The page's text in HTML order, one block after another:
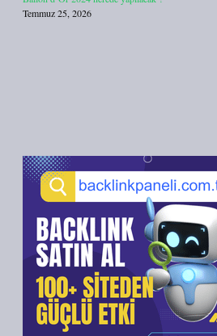
Temmuz 25, 2026